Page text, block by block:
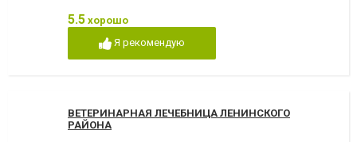
5.5 хорошо
Я рекомендую
ВЕТЕРИНАРНАЯ ЛЕЧЕБНИЦА ЛЕНИНСКОГО
РАЙОНА